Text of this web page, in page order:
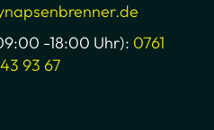
-18:00 Uhr): 0761
93 67